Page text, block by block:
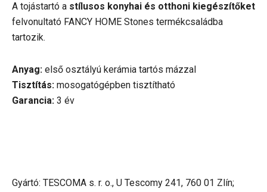
A tojástartó a stílusos konyhai és otthoni kiegészítőket
felvonultató FANCY HOME Stones termékcsaládba
tartozik.
Anyag: első osztályú kerámia tartós mázzal
Tisztítás: mosogatógépben tisztítható
Garancia: 3 év
Gyártó: TESCOMA s. r. o., U Tescomy 241, 760 01 Zlín;